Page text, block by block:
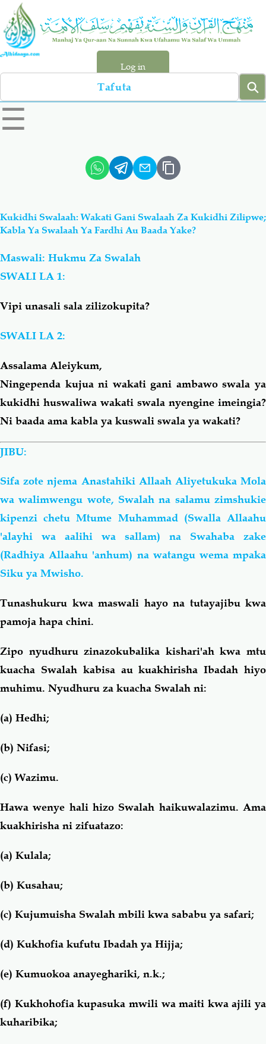
Skip
main
content
Log in
Search
left
sidebar
☰
Hadiyth
Aqiydah Manhaj
Shirki & Kufru
Fiqh-Ibaadah
Fataawa Za Ulamaa
Akhlaaq-Aadaab Raqaaiq
Familia-Jamii Maswali-Majibu
Chemsha Bongo Vitabu
Mapishi
Kukidhi Swalaah: Wakati Gani Swalaah Za Kukidhi Zilipwe;
Kabla Ya Swalaah Ya Fardhi Au Baada Yake?
Maswali: Hukmu Za Swalah
SWALI LA 1:
Vipi unasali sala zilizokupita?
SWALI LA 2:
Assalama Aleiykum,
Ningependa kujua ni wakati gani ambawo swala ya
kukidhi huswaliwa wakati swala nyengine imeingia?
Ni baada ama kabla ya kuswali swala ya wakati?
JIBU:
Sifa zote njema Anastahiki Allaah Aliyetukuka Mola
wa walimwengu wote, Swalah na salamu zimshukie
kipenzi chetu Mtume Muhammad (Swalla Allaahu
'alayhi wa aalihi wa sallam) na Swahaba zake
(Radhiya Allaahu 'anhum) na watangu wema mpaka
Siku ya Mwisho.
Tunashukuru kwa maswali hayo na tutayajibu kwa
pamoja hapa chini.
Zipo nyudhuru zinazokubalika kishari'ah kwa mtu
kuacha Swalah kabisa au kuakhirisha Ibadah hiyo
muhimu. Nyudhuru za kuacha Swalah ni:
(a) Hedhi;
(b) Nifasi;
(c) Wazimu.
Hawa wenye hali hizo Swalah haikuwalazimu. Ama
kuakhirisha ni zifuatazo:
(a) Kulala;
(b) Kusahau;
(c) Kujumuisha Swalah mbili kwa sababu ya safari;
(d) Kukhofia kufutu Ibadah ya Hijja;
(e) Kumuokoa anayeghariki, n.k.;
(f) Kukhohofia kupasuka mwili wa maiti kwa ajili ya
kuharibika;